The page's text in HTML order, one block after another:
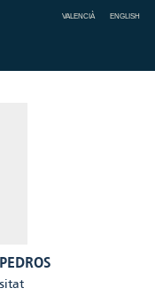
VALENCIÀ ENGLISH